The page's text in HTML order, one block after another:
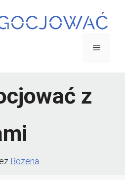
Menu
z
Bozena